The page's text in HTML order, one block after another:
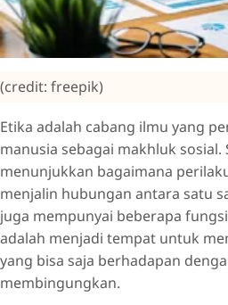
(credit: freepik)
Etika adalah cabang ilmu yang
manusia sebagai makhluk sosial.
menunjukkan bagaimana
menjalin hubungan antara satu
juga mempunyai beberapa
adalah menjadi tempat untuk
yang bisa saja berhadapan
membingungkan.